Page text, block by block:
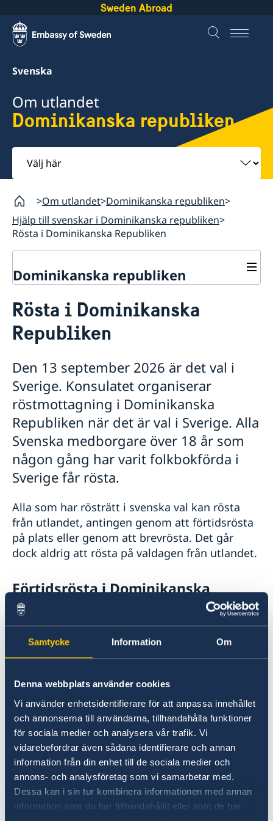
Samtycke Information Om
Denna webbplats använder cookies
Vi använder enhetsidentifierare för att anpassa innehållet
och annonserna till användarna, tillhandahålla funktioner
för sociala medier och analysera vår trafik. Vi
vidarebefordrar även sådana identifierare och annan
information från din enhet till de sociala medier och
annons- och analysföretag som vi samarbetar med.
Dessa kan i sin tur kombinera informationen med annan
information som du har tillhandahållit eller som de har
Sweden Abroad
Svenska
Om utlandet
Dominikanska republiken
Välj
här
Om utlandet Dominikanska republiken
Hjälp till svenskar i Dominikanska republiken
Rösta i Dominikanska Republiken
Dominikanska republiken
Hjälp till svenskar i Dominikanska
republiken
Rösta i Dominikanska Republiken
Legaliseringar/apostille
Gifta sig utomlands
Levnadsintyg
Reseinformation
Ambassadens reseinformation
Aktuella händelser
Allmänna säkerhetsläget
Naturförhållanden och katastrofer
Lokala lagar och sedvänjor
Hälso- och sjukvård
In- och utresebestämmelser
Praktisk information inför resa
Service för svenska företag
Landinformation
Advokatlista
Rösta i Dominikanska
Republiken
Den 13 september 2026 är det val i
Sverige. Konsulatet organiserar
röstmottagning i Dominikanska
Republiken när det är val i Sverige. Alla
Svenska medborgare över 18 år som
någon gång har varit folkbokförda i
Sverige får rösta.
Alla som har rösträtt i svenska val kan rösta
från utlandet, antingen genom att förtidsrösta
på plats eller genom att brevrösta. Det går
dock aldrig att rösta på valdagen från utlandet.
Förtidsrösta i Dominikanska
republiken
tider:
Santo Domingo: Svenska honorärkonsulatet,
John F. Kennedy 604, Plaza Compostela
Måndag 24/8 10:00-15:00
Tisdag 25/8 10:00-15:00
Onsdag 26/8 10:00-15:00
Torsdag 27/8 10:00-15:00
Brevrösta i Dominikanska
republiken